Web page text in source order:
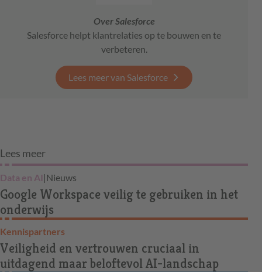
Over Salesforce
Salesforce helpt klantrelaties op te bouwen en te
verbeteren.
Lees meer van Salesforce
Lees meer
Data en AI |Nieuws
Google Workspace veilig te gebruiken in het
onderwijs
Kennispartners
Veiligheid en vertrouwen cruciaal in
uitdagend maar beloftevol AI-landschap